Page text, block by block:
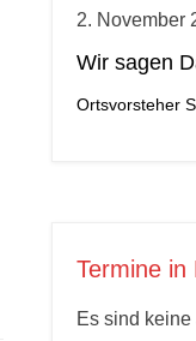
2. November
Wir sagen
Ortsvorsteher
Termine in
Es sind